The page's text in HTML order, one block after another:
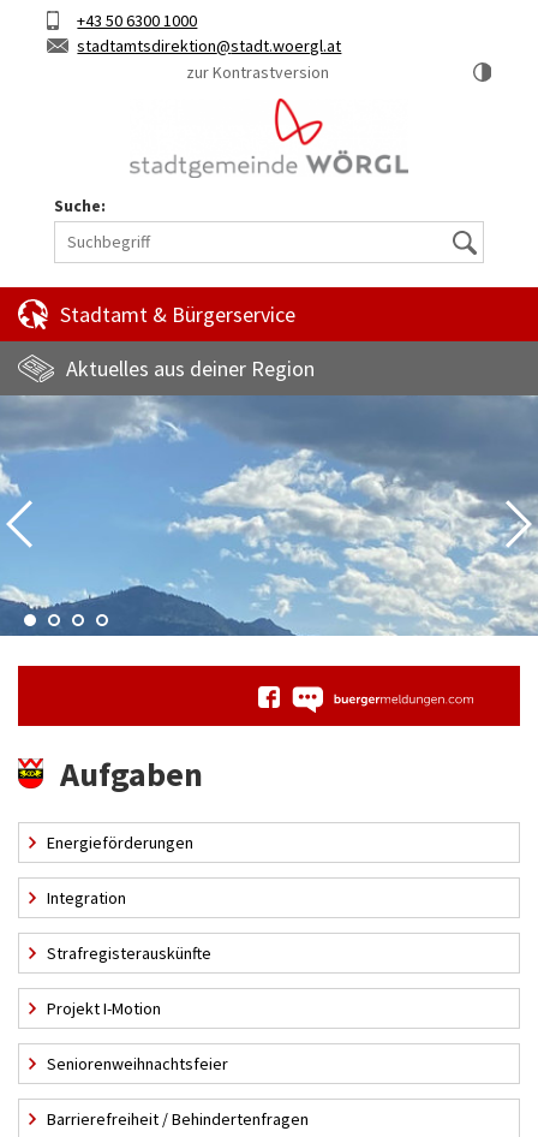
Hauptinhalt
KurztasteTelefon+43 50 6300 1000
E-
stadtamtsdirektion
stadt.woergl.at
zur Kontrastversion
Suche:
Suche
Stadtamt & Bürgerservice
Aktuelles aus deiner Region
Aufgaben
Energieförderungen
Integration
Strafregisterauskünfte
Projekt I-Motion
Seniorenweihnachtsfeier
Barrierefreiheit / Behindertenfragen